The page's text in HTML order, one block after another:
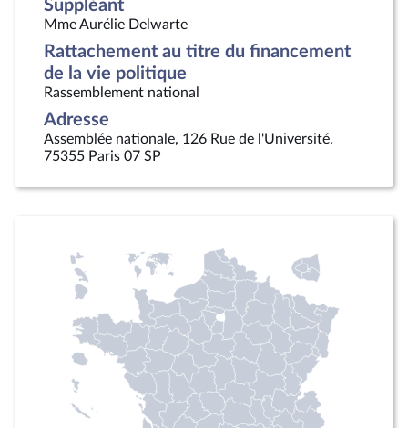
Suppléant
Mme Aurélie Delwarte
Rattachement au titre du financement
de la vie politique
Rassemblement national
Adresse
Assemblée nationale, 126 Rue de l'Université,
75355 Paris 07 SP